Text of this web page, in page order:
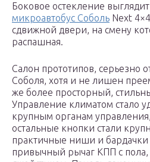
Боковое остекление
микроавтобус Соболь Next
сдвижной двери, на смену
распашная.
Салон прототипов, серьезно
Соболя, хотя и не лишен
же более просторный,
Управление климатом стало
крупным органам
остальные кнопки стали
практичные ниши и бардачки
привычный рычаг КПП с пола,